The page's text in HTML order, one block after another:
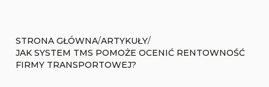
STRONA GŁÓWNA/ARTYKUŁY/
JAK SYSTEM TMS POMOŻE OCENIĆ RENTOWNOŚĆ
FIRMY TRANSPORTOWEJ?